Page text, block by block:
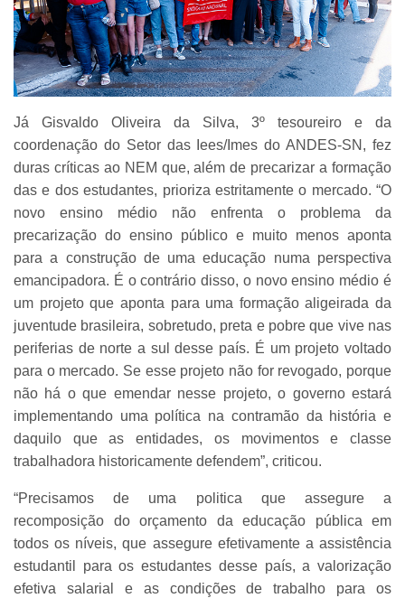
Já Gisvaldo Oliveira da Silva, 3º tesoureiro e da
coordenação do Setor das Iees/Imes do ANDES-SN, fez
duras críticas ao NEM que, além de precarizar a formação
das e dos estudantes, prioriza estritamente o mercado. “O
novo ensino médio não enfrenta o problema da
precarização do ensino público e muito menos aponta
para a construção de uma educação numa perspectiva
emancipadora. É o contrário disso, o novo ensino médio é
um projeto que aponta para uma formação aligeirada da
juventude brasileira, sobretudo, preta e pobre que vive nas
periferias de norte a sul desse país. É um projeto voltado
para o mercado. Se esse projeto não for revogado, porque
não há o que emendar nesse projeto, o governo estará
implementando uma política na contramão da história e
daquilo que as entidades, os movimentos e classe
trabalhadora historicamente defendem”, criticou.
“Precisamos de uma politica que assegure a
recomposição do orçamento da educação pública em
todos os níveis, que assegure efetivamente a assistência
estudantil para os estudantes desse país, a valorização
efetiva salarial e as condições de trabalho para os